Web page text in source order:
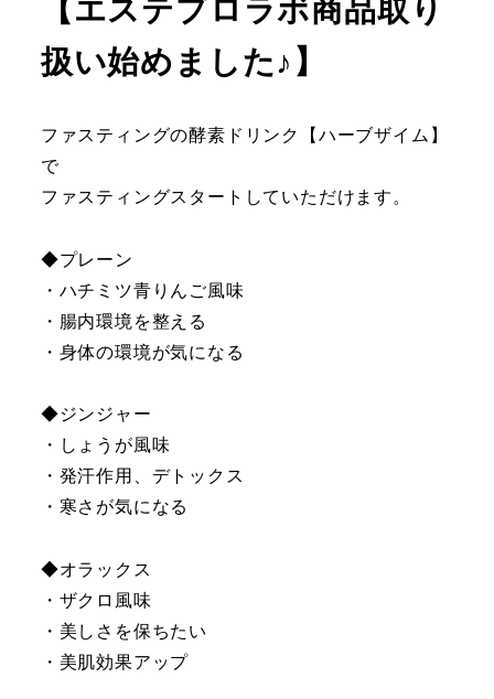
【エステプロラボ商品取り
扱い始めました♪】
ファスティングの酵素ドリンク【ハーブザイム】
で
ファスティングスタートしていただけます。
◆プレーン
・ハチミツ青りんご風味
・腸内環境を整える
・身体の環境が気になる
◆ジンジャー
・しょうが風味
・発汗作用、デトックス
・寒さが気になる
◆オラックス
・ザクロ風味
・美しさを保ちたい
・美肌効果アップ